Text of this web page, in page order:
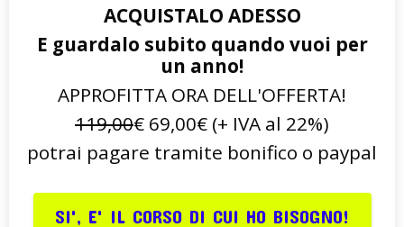
ACQUISTALO ADESSO
E guardalo subito quando vuoi per
un anno!
APPROFITTA ORA DELL'OFFERTA!
119,00€ 69,00€ (+ IVA al 22%)
potrai pagare tramite bonifico o paypal
SI', E' IL CORSO DI CUI HO BISOGNO!